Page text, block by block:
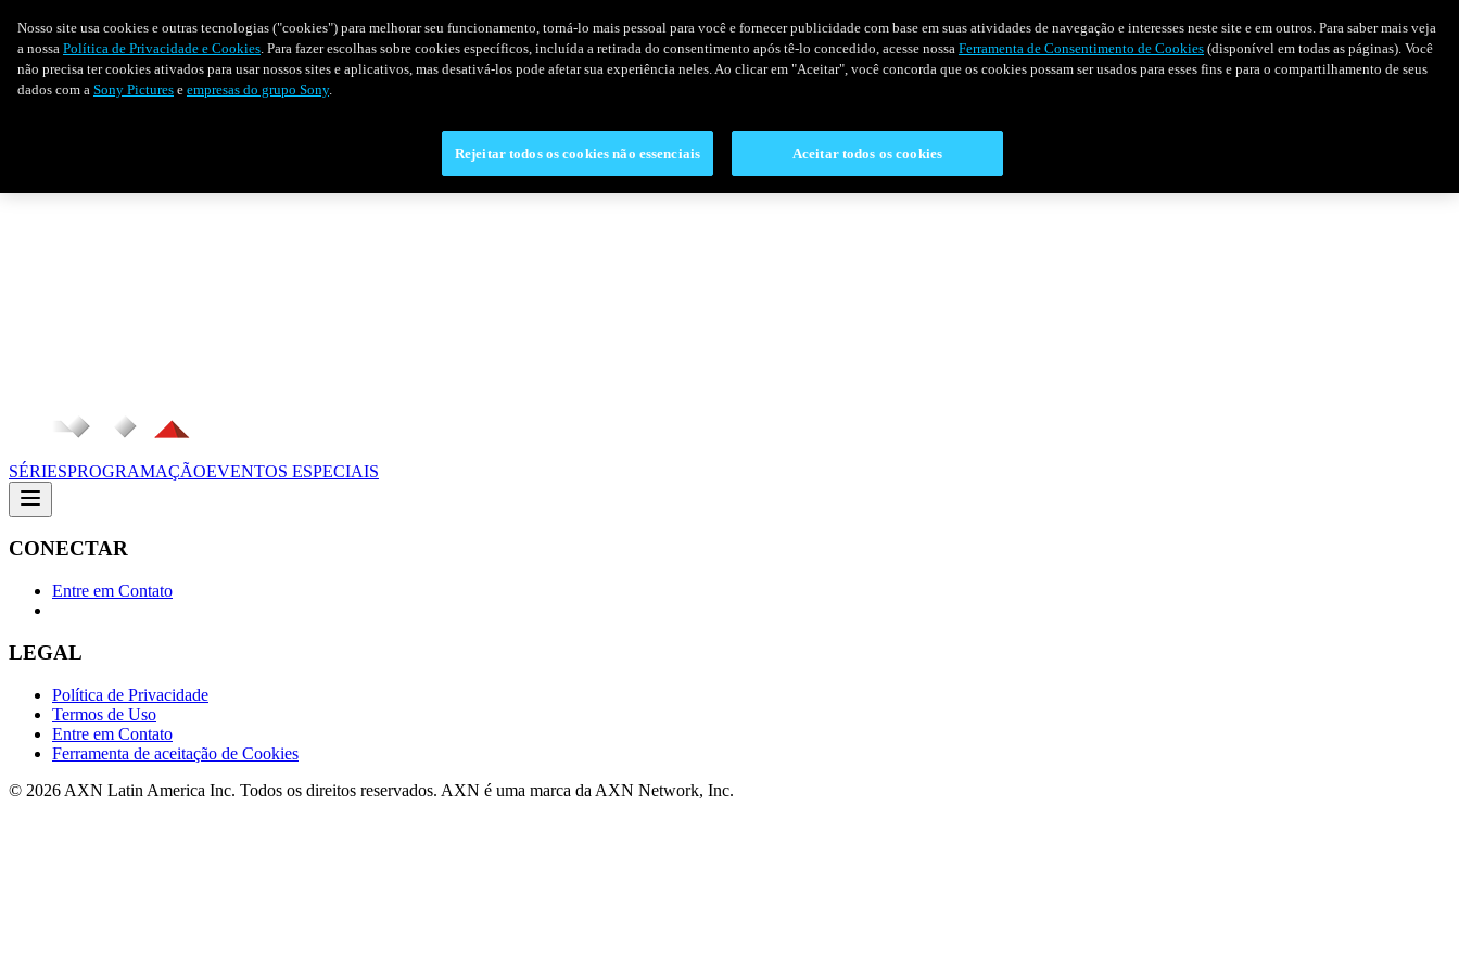
SÉRIESPROGRAMAÇÃOEVENTOS ESPECIAIS
CONECTAR
Entre em Contato
LEGAL
Política de Privacidade
Termos de Uso
Entre em Contato
Ferramenta de aceitação de Cookies
© 2026 AXN Latin America Inc. Todos os direitos reservados. AXN é uma marca da AXN Network, Inc.
Nosso site usa cookies e outras tecnologias ("cookies") para melhorar seu funcionamento, torná-lo mais pessoal para você e fornecer publicidade com base em suas atividades de navegação e interesses neste site e em outros. Para saber mais veja
a nossa Política de Privacidade e Cookies. Para fazer escolhas sobre cookies específicos, incluída a retirada do consentimento após tê-lo concedido, acesse nossa Ferramenta de Consentimento de Cookies (disponível em todas as páginas). Você
não precisa ter cookies ativados para usar nossos sites e aplicativos, mas desativá-los pode afetar sua experiência neles. Ao clicar em "Aceitar", você concorda que os cookies possam ser usados para esses fins e para o compartilhamento de seus
dados com a Sony Pictures e empresas do grupo Sony.
Rejeitar todos os cookies não essenciais Aceitar todos os cookies